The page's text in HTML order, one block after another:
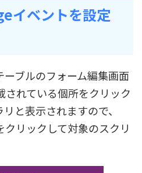
イベントを設定
ブルのフォーム編集画面
されている個所をクリック
と表示されますので、
クリックして対象のスクリ